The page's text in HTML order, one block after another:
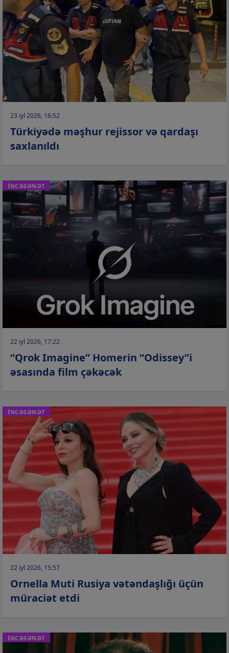
23 iyl 2026, 16:52
Türkiyədə məşhur rejissor və qardaşı
saxlanıldı
İNCƏSƏNƏT
22 iyl 2026, 17:22
“Qrok Imagine” Homerin “Odissey”i
əsasında film çəkəcək
İNCƏSƏNƏT
22 iyl 2026, 15:57
Ornella Muti Rusiya vətəndaşlığı üçün
müraciət etdi
İNCƏSƏNƏT